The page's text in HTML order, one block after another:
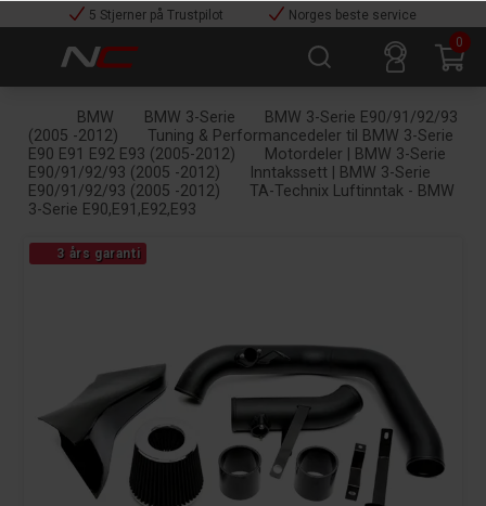
5 Stjerner på Trustpilot
Norges beste service
0
BMW BMW 3-Serie
BMW 3-Serie E90/91/92/93
(2005 -2012)
Tuning & Performancedeler til BMW 3-Serie
E90 E91 E92 E93 (2005-2012)
Motordeler | BMW 3-Serie
E90/91/92/93 (2005 -2012)
Inntakssett | BMW 3-Serie
E90/91/92/93 (2005 -2012)
TA-Technix Luftinntak - BMW
3-Serie E90,E91,E92,E93
3 års garanti